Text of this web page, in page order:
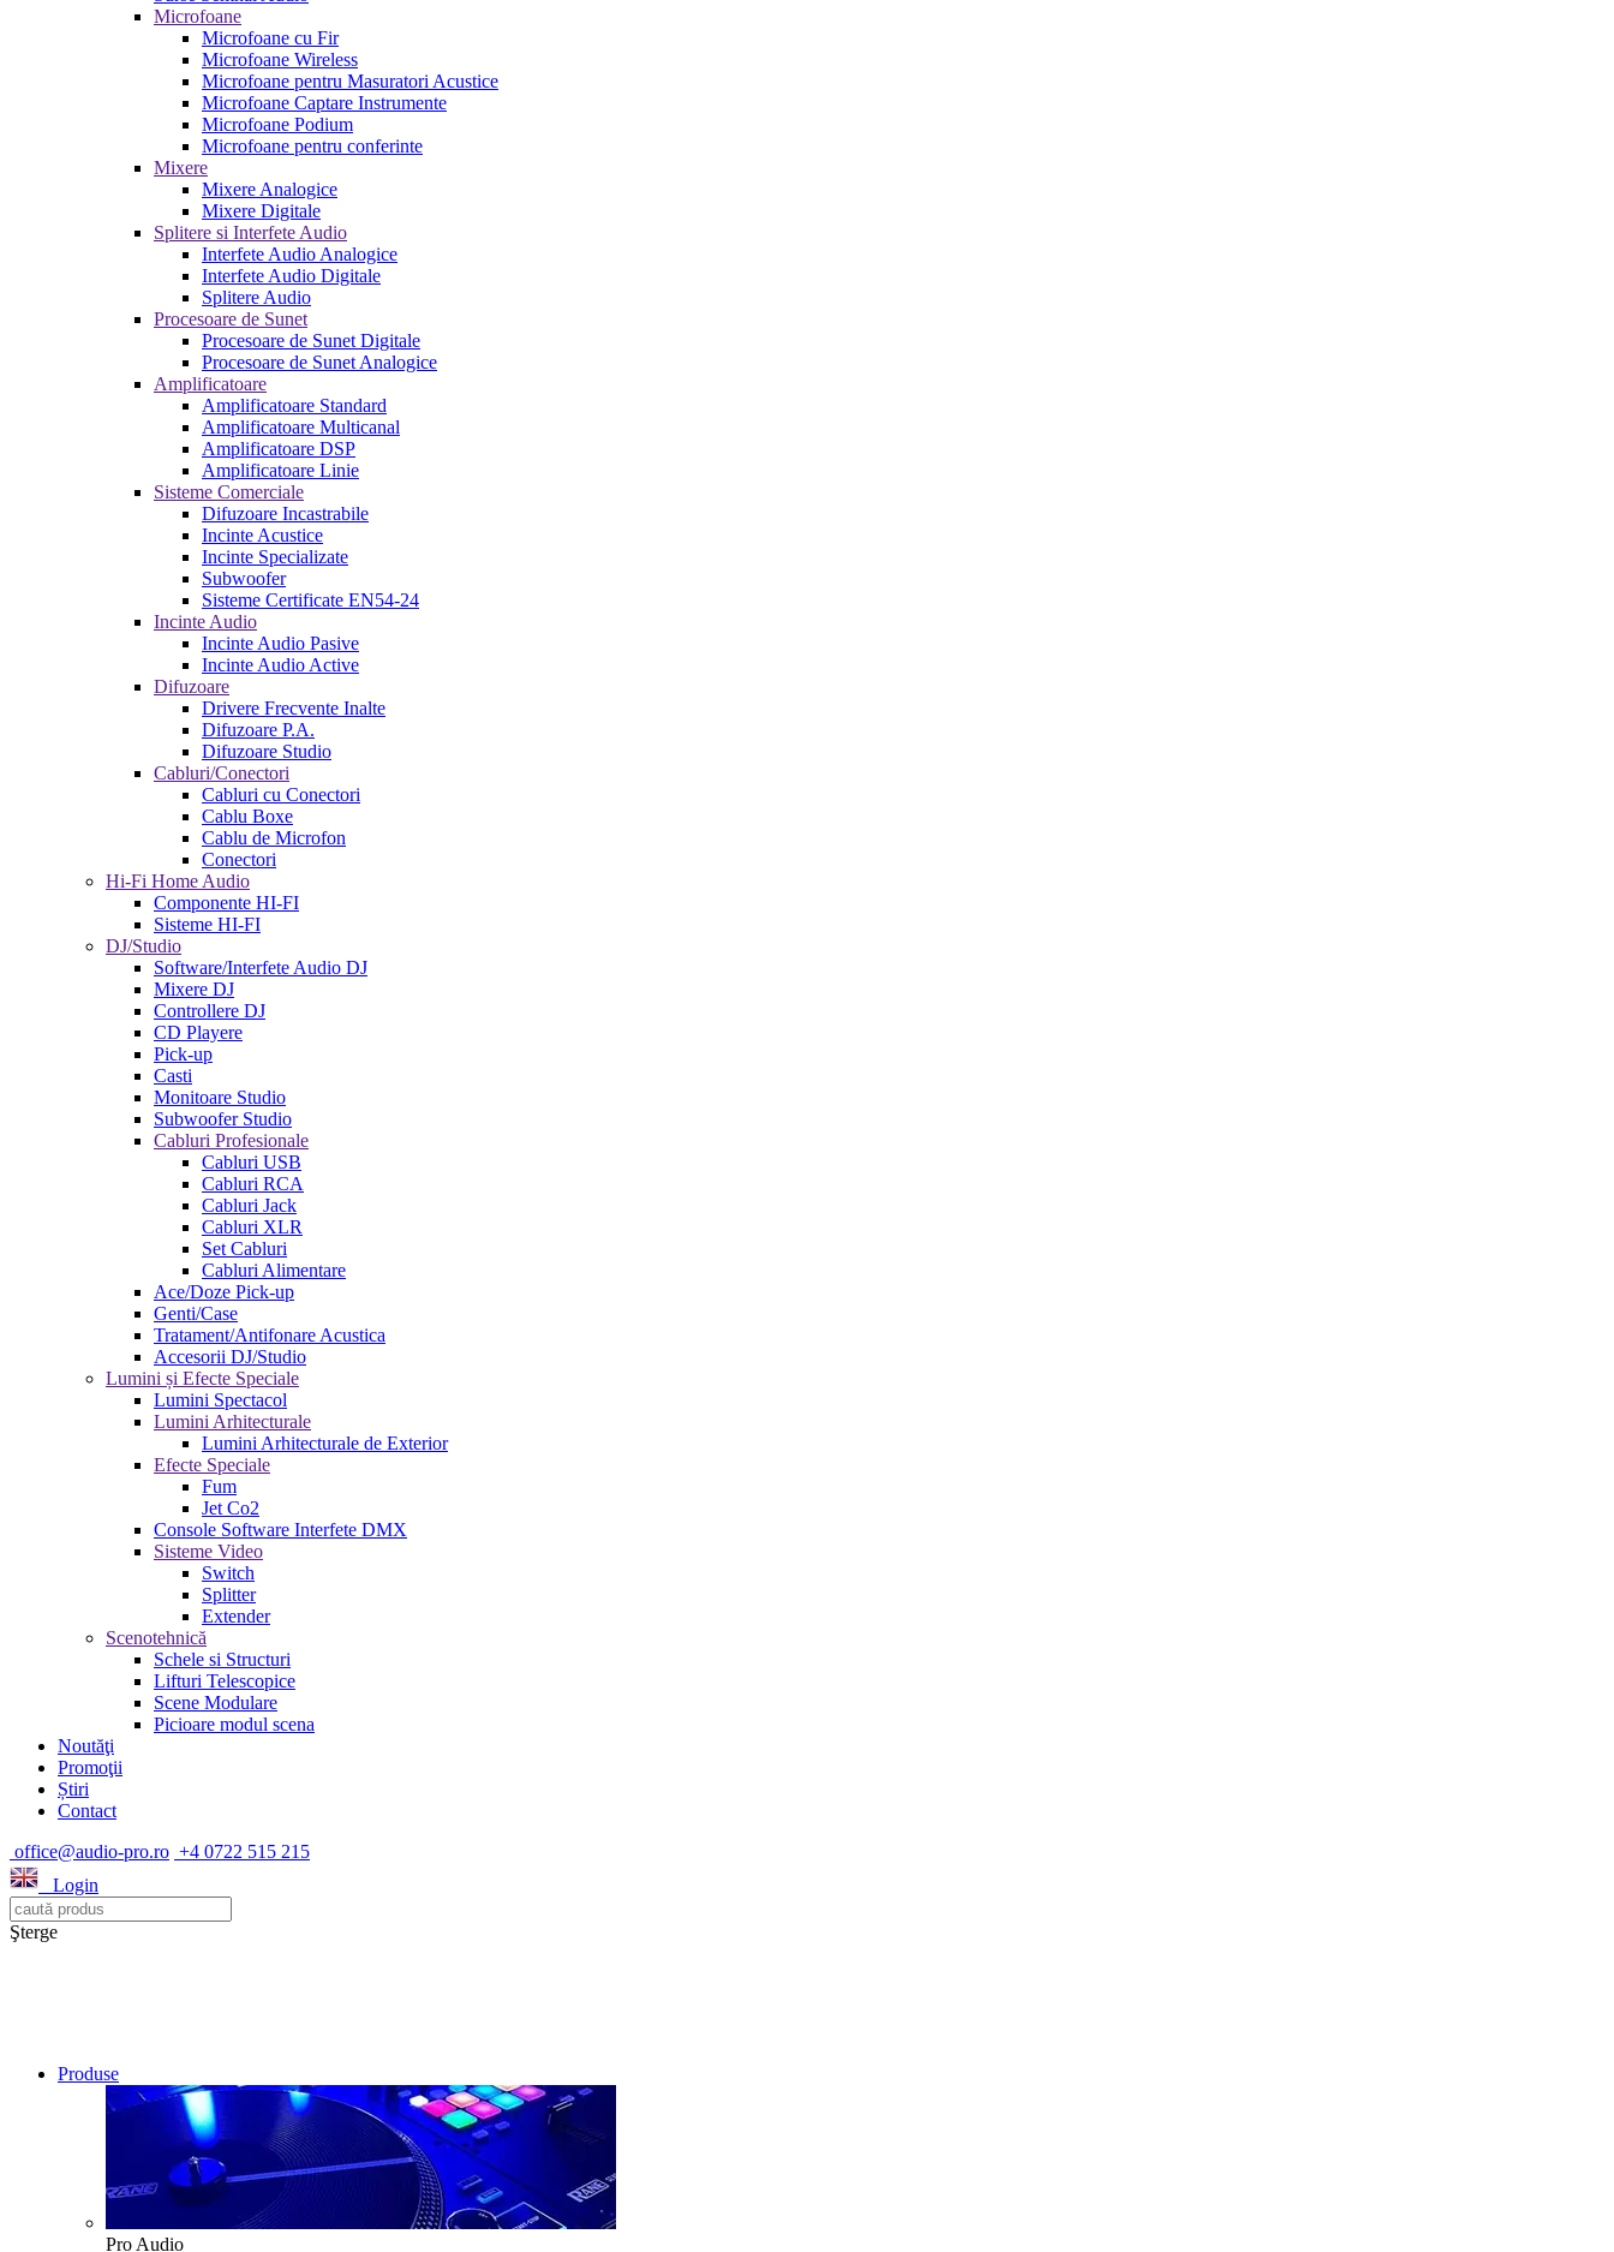
Microfoane
Microfoane cu Fir
Microfoane Wireless
Microfoane pentru Masuratori Acustice
Microfoane Captare Instrumente
Microfoane Podium
Microfoane pentru conferinte
Mixere
Mixere Analogice
Mixere Digitale
Splitere si Interfete Audio
Interfete Audio Analogice
Interfete Audio Digitale
Splitere Audio
Procesoare de Sunet
Procesoare de Sunet Digitale
Procesoare de Sunet Analogice
Amplificatoare
Amplificatoare Standard
Amplificatoare Multicanal
Amplificatoare DSP
Amplificatoare Linie
Sisteme Comerciale
Difuzoare Incastrabile
Incinte Acustice
Incinte Specializate
Subwoofer
Sisteme Certificate EN54-24
Incinte Audio
Incinte Audio Pasive
Incinte Audio Active
Difuzoare
Drivere Frecvente Inalte
Difuzoare P.A.
Difuzoare Studio
Cabluri/Conectori
Cabluri cu Conectori
Cablu Boxe
Cablu de Microfon
Conectori
Hi-Fi Home Audio
Componente HI-FI
Sisteme HI-FI
DJ/Studio
Software/Interfete Audio DJ
Mixere DJ
Controllere DJ
CD Playere
Pick-up
Casti
Monitoare Studio
Subwoofer Studio
Cabluri Profesionale
Cabluri USB
Cabluri RCA
Cabluri Jack
Cabluri XLR
Set Cabluri
Cabluri Alimentare
Ace/Doze Pick-up
Genti/Case
Tratament/Antifonare Acustica
Accesorii DJ/Studio
Lumini și Efecte Speciale
Lumini Spectacol
Lumini Arhitecturale
Lumini Arhitecturale de Exterior
Efecte Speciale
Fum
Jet Co2
Console Software Interfete DMX
Sisteme Video
Switch
Splitter
Extender
Scenotehnică
Schele si Structuri
Lifturi Telescopice
Scene Modulare
Picioare modul scena
Noutăţi
Promoţii
Știri
Contact
office@audio-pro.ro +4 0722 515 215
Login
Şterge
Produse
Pro Audio